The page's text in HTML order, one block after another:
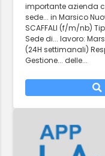
importante azienda
sede... in Marsico
SCAFFALI (f/m/nb)
Sede di... lavoro:
(24H settimanali)
Gestione... delle...